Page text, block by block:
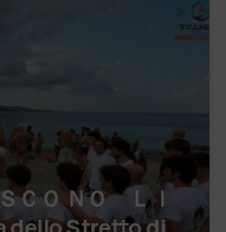
ＣＯ ＮＯ ＬＩ